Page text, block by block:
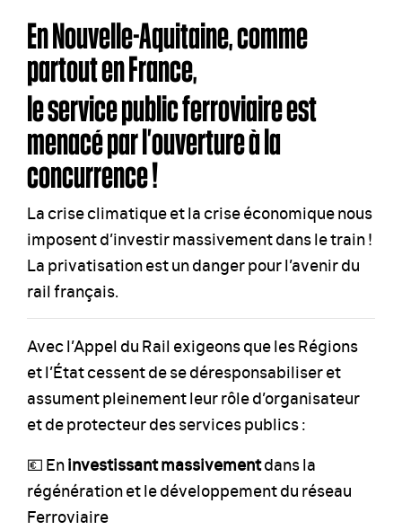
En Nouvelle-Aquitaine, comme
partout en France,
le service public ferroviaire est
menacé par l’ouverture à la
concurrence !
La crise climatique et la crise économique nous
imposent d’investir massivement dans le train !
La privatisation est un danger pour l’avenir du
rail français.
Avec l’Appel du Rail exigeons que les Régions
et l’État cessent de se déresponsabiliser et
assument pleinement leur rôle d’organisateur
et de protecteur des services publics :
💶 Eninvestissant massivementdans la
régénération et le développement du réseau
Ferroviaire